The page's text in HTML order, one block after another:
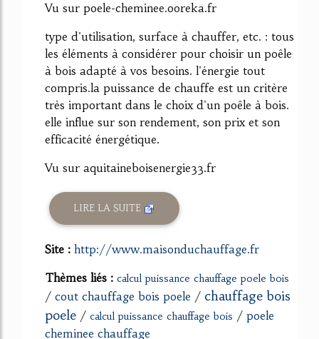
Vu sur poele-cheminee.ooreka.fr
type d'utilisation, surface à chauffer, etc. : tous
les éléments à considérer pour choisir un poêle
à bois adapté à vos besoins. l'énergie tout
compris.la puissance de chauffe est un critère
très important dans le choix d'un poêle à bois.
elle influe sur son rendement, son prix et son
efficacité énergétique.
Vu sur aquitaineboisenergie33.fr
LIRE LA SUITE
Site : http://www.maisonduchauffage.fr
Thèmes liés : calcul puissance chauffage poele bois
/ cout chauffage bois poele / chauffage bois
poele / calcul puissance chauffage bois / poele
cheminee chauffage